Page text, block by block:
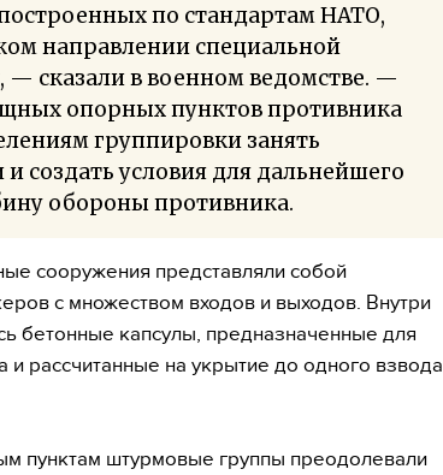
по стандартам НАТО,
направлении специальной
— сказали в военном ведомстве. —
опорных пунктов противника
группировки занять
создать условия для дальнейшего
обороны противника.
сооружения представляли собой
с множеством входов и выходов. Внутри
бетонные капсулы, предназначенные для
и рассчитанные на укрытие до одного взвода
пунктам штурмовые группы преодолевали